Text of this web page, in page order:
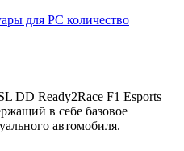
для PC количество
DD Ready2Race F1 Esports
в себе базовое
автомобиля.